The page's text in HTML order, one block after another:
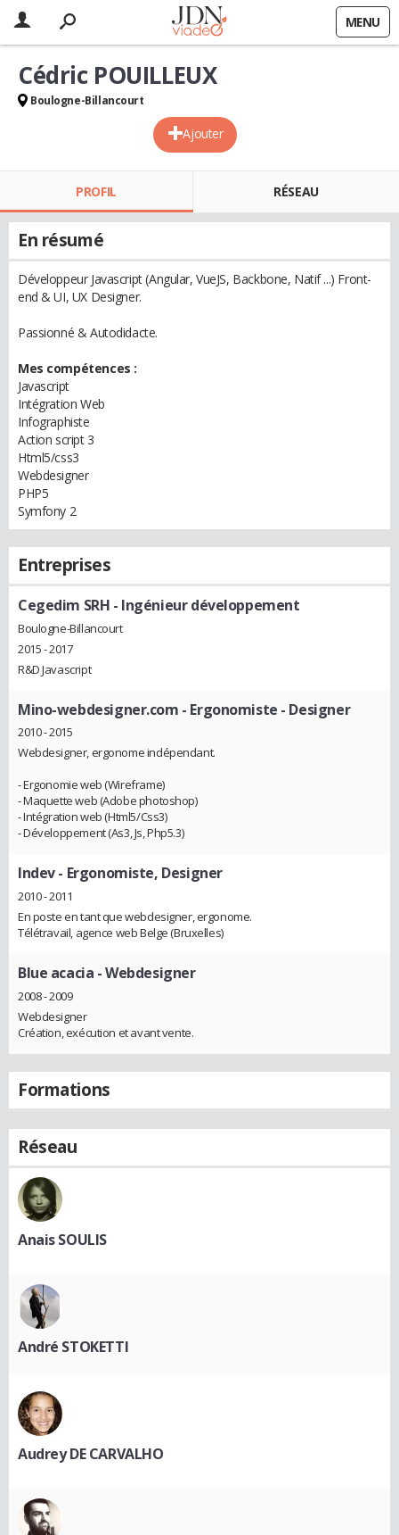
MENU
Ajouter
Cédric POUILLEUX
Boulogne-Billancourt
PROFIL RÉSEAU
En résumé
Développeur Javascript (Angular, VueJS, Backbone, Natif ...) Front-
end & UI, UX Designer.
Passionné & Autodidacte.
Mes compétences :
Javascript
Intégration Web
Infographiste
Action script 3
Html5/css3
Webdesigner
PHP5
Symfony 2
Entreprises
Cegedim SRH - Ingénieur développement
Boulogne-Billancourt
2015 - 2017
R&D Javascript
Mino-webdesigner.com - Ergonomiste - Designer
2010 - 2015
Webdesigner, ergonome indépendant.
- Ergonomie web (Wireframe)
- Maquette web (Adobe photoshop)
- Intégration web (Html5/Css3)
- Développement (As3, Js, Php5.3)
Indev- Ergonomiste, Designer
2010 - 2011
En poste en tant que webdesigner, ergonome.
Télétravail, agence web Belge (Bruxelles)
Blue acacia - Webdesigner
2008 - 2009
Webdesigner
Création, exécution et avant vente.
Formations
Réseau
Anais SOULIS
André STOKETTI
Audrey DE CARVALHO